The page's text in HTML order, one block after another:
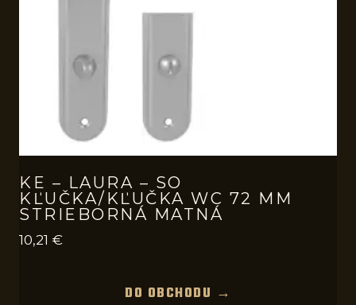
KE – LAURA – SO
KĽUČKA/KĽUČKA WC 72 MM
STRIEBORNÁ MATNÁ
10,21 €
DO OBCHODU →